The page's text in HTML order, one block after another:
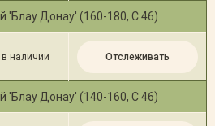
'Блау Донау' (160-180, С 46)
в наличии Отслеживать
'Блау Донау' (140-160, С 46)